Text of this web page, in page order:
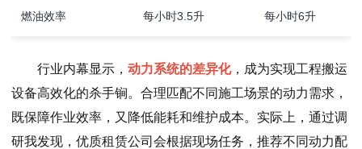
燃油效率 每小时3.5升 每小时6升
行业内幕显示， 动力系统的差异化，成为实现工程搬运
设备高效化的杀手锏。合理匹配不同施工场景的动力需求，
既保障作业效率，又降低能耗和维护成本。实际上，通过调
研我发现，优质租赁公司会根据现场任务，推荐不同动力配